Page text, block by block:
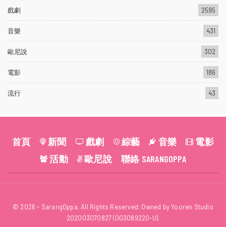
戲劇 2595
音樂 431
歐尼說 302
電影 186
流行 43
首頁 新聞 戲劇 綜藝 音樂
電影
活動
歐尼說 聯絡 SARANGOPPA
© 2026 - SarangOppa. All Rights Reserved. Owned by Yooren Studio
202003070827 (003089220-U).